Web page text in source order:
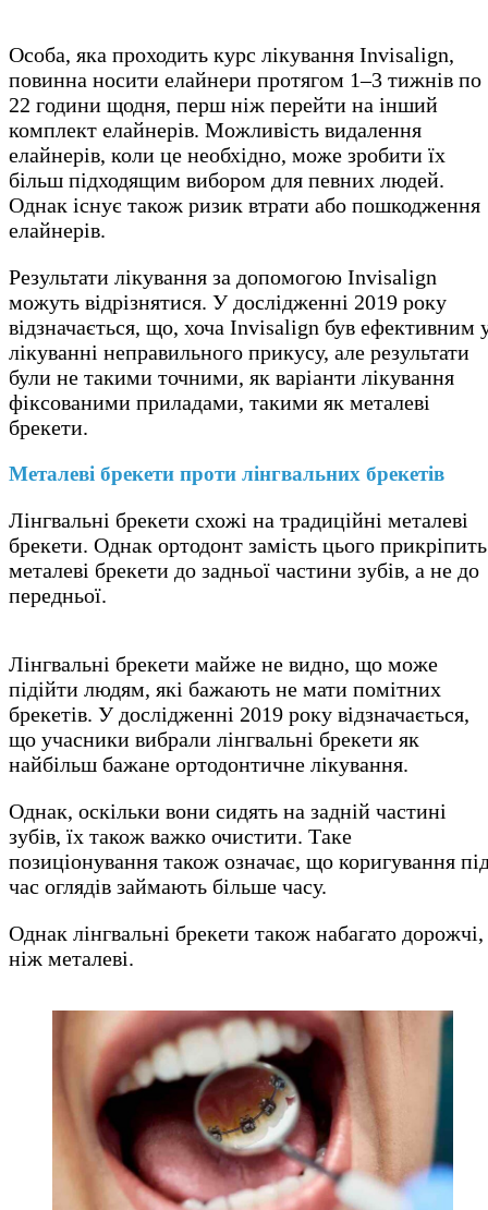
Особа, яка проходить курс лікування Invisalign,
повинна носити елайнери протягом 1–3 тижнів по
22 години щодня, перш ніж перейти на інший
комплект елайнерів. Можливість видалення
елайнерів, коли це необхідно, може зробити їх
більш підходящим вибором для певних людей.
Однак існує також ризик втрати або пошкодження
елайнерів.
Результати лікування за допомогою Invisalign
можуть відрізнятися. У дослідженні 2019 року
відзначається, що, хоча Invisalign був ефективним
лікуванні неправильного прикусу, але результати
були не такими точними, як варіанти лікування
фіксованими приладами, такими як металеві
брекети.
Металеві брекети проти лінгвальних брекетів
Лінгвальні брекети схожі на традиційні металеві
брекети. Однак ортодонт замість цього прикріпить
металеві брекети до задньої частини зубів, а не до
передньої.
Лінгвальні брекети майже не видно, що може
підійти людям, які бажають не мати помітних
брекетів. У дослідженні 2019 року відзначається,
що учасники вибрали лінгвальні брекети як
найбільш бажане ортодонтичне лікування.
Однак, оскільки вони сидять на задній частині
зубів, їх також важко очистити. Таке
позиціонування також означає, що коригування
час оглядів займають більше часу.
Однак лінгвальні брекети також набагато дорожчі,
ніж металеві.